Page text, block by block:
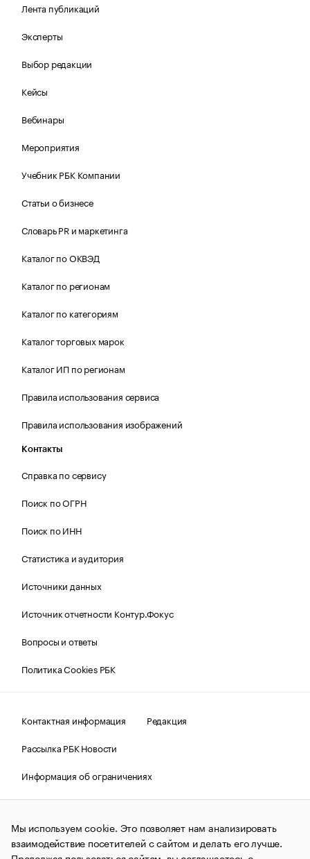
Лента публикаций
Эксперты
Выбор редакции
Кейсы
Вебинары
Мероприятия
Учебник РБК Компании
Статьи о бизнесе
Словарь PR и маркетинга
Каталог по ОКВЭД
Каталог по регионам
Каталог по категориям
Каталог торговых марок
Каталог ИП по регионам
Правила использования сервиса
Правила использования изображений
Контакты
Справка по сервису
Поиск по ОГРН
Поиск по ИНН
Статистика и аудитория
Источники данных
Источник отчетности Контур.Фокус
Вопросы и ответы
Политика Cookies РБК
Контактная информация
Редакция
Рассылка РБК Новости
Информация об ограничениях
Правовая информация
О соблюдении авторских прав
© АО «РОСБИЗНЕСКОНСАЛТИНГ»,1995–2026.Сообщения
и материалы информационного агентства «РБК»
(зарегистрировано Федеральной службой по надзору в сфере
Мы используем cookie. Это позволяет нам анализировать
взаимодействие посетителей с сайтом и делать его лучше.